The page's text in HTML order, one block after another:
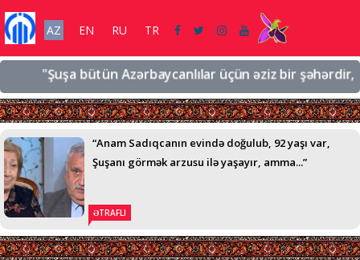
AZ EN RU TR
"Şuşa bütün Azərbaycanlılar üçün əziz bir şəhərdir,
“Anam Sadıqcanın evində doğulub, 92 yaşı var,
Şuşanı görmək arzusu ilə yaşayır, amma...”
ƏTRAFLI